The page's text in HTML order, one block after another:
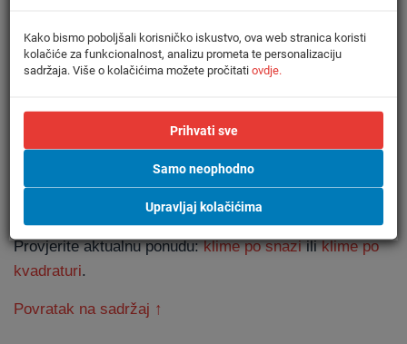
Povratak na sadržaj ↑
Savjet za 2026.
Moderni uređaji imaju napredne algoritme za
odleđivanje i znatno rjeđe ulaze u defrost. Zato je važno
odabrati kvalitetan uređaj, posebno ako planirate
grijanje.
Provjerite aktualnu ponudu:klime po snaziiliklime po
kvadraturi.
Povratak na sadržaj ↑
Kako bismo poboljšali korisničko iskustvo, ova web stranica koristi
kolačiće za funkcionalnost, analizu prometa te personalizaciju
sadržaja. Više o kolačićima možete pročitati ovdje.
Prihvati sve
Samo neophodno
Upravljaj kolačićima